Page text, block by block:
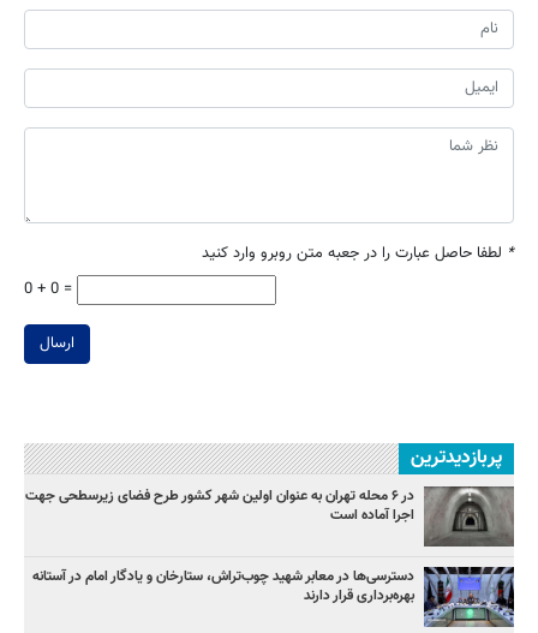
* لطفا حاصل عبارت را در جعبه متن روبرو وارد کنید
0 + 0 =
ارسال
پربازدیدترین
در ۶ محله تهران به عنوان اولین شهر کشور طرح فضای زیرسطحی جهت
اجرا آماده است
دسترسی‌ها در معابر شهید چوب‌تراش، ستارخان و یادگار امام در آستانه
بهره‌برداری قرار دارند